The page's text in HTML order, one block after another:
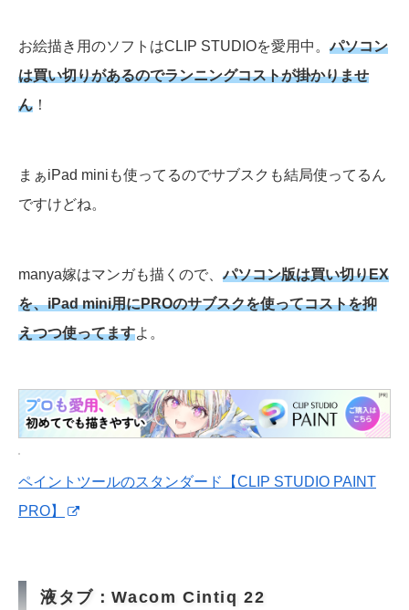
お絵描き用のソフトはCLIP STUDIOを愛用中。パソコン
は買い切りがあるのでランニングコストが掛かりませ
ん ！
まぁiPad miniも使ってるのでサブスクも結局使ってるん
ですけどね。
manya嫁はマンガも描くので、パソコン版は買い切りEX
を、iPad mini用にPROのサブスクを使ってコストを抑
えつつ使ってますよ。
ペイントツールのスタンダード【CLIP STUDIO PAINT
PRO】
液タブ：Wacom Cintiq 22